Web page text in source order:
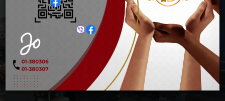
Expo Trade Fair
Home သတင်းများ Expo Trade Fair